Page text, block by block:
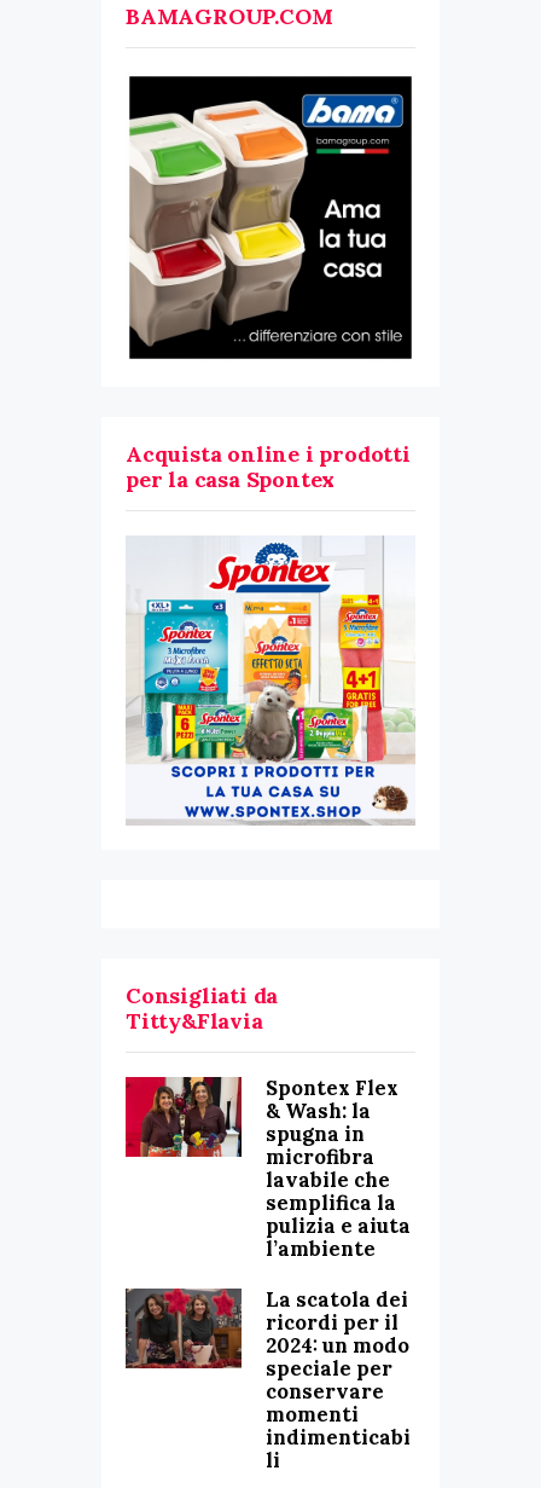
BAMAGROUP.COM
Acquista online i prodotti
per la casa Spontex
Consigliati da
Titty&Flavia
Spontex Flex
& Wash: la
spugna in
microfibra
lavabile che
semplifica la
pulizia e aiuta
l’ambiente
La scatola dei
ricordi per il
2024: un modo
speciale per
conservare
momenti
indimenticabi
li